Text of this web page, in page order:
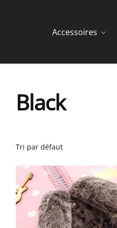
Accessoires
Black